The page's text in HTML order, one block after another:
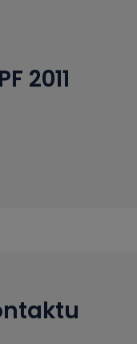
2011